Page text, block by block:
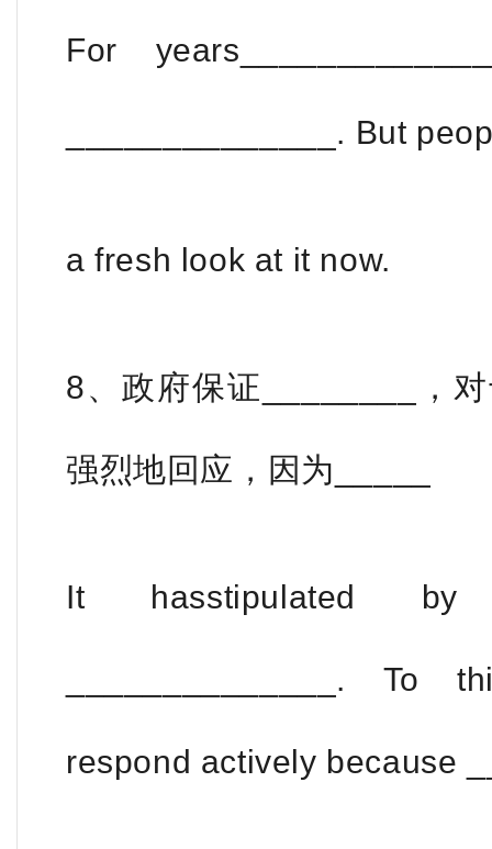
For
______________. But
a fresh look at it now.
8、政府保证________，
强烈地回应，因为_____
It hasstipulated
______________. To
respond actively because